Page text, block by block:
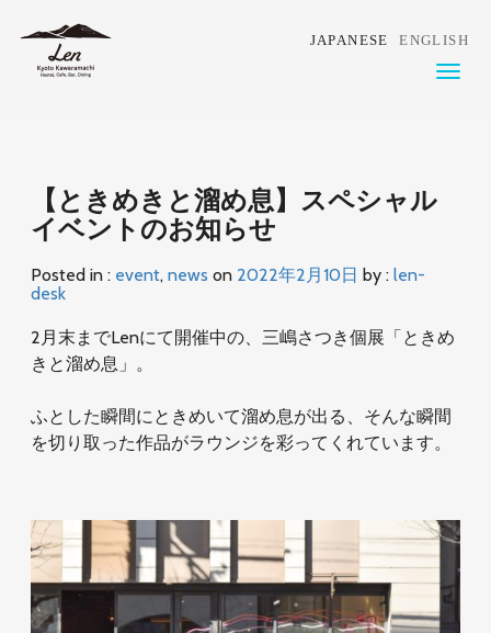
JAPANESE ENGLISH
【ときめきと溜め息】スペシャル
イベントのお知らせ
Posted in : event,news on 2022年2月10日 by :len-
desk
2月末までLenにて開催中の、三嶋さつき個展「ときめ
きと溜め息」。
ふとした瞬間にときめいて溜め息が出る、そんな瞬間
を切り取った作品がラウンジを彩ってくれています。